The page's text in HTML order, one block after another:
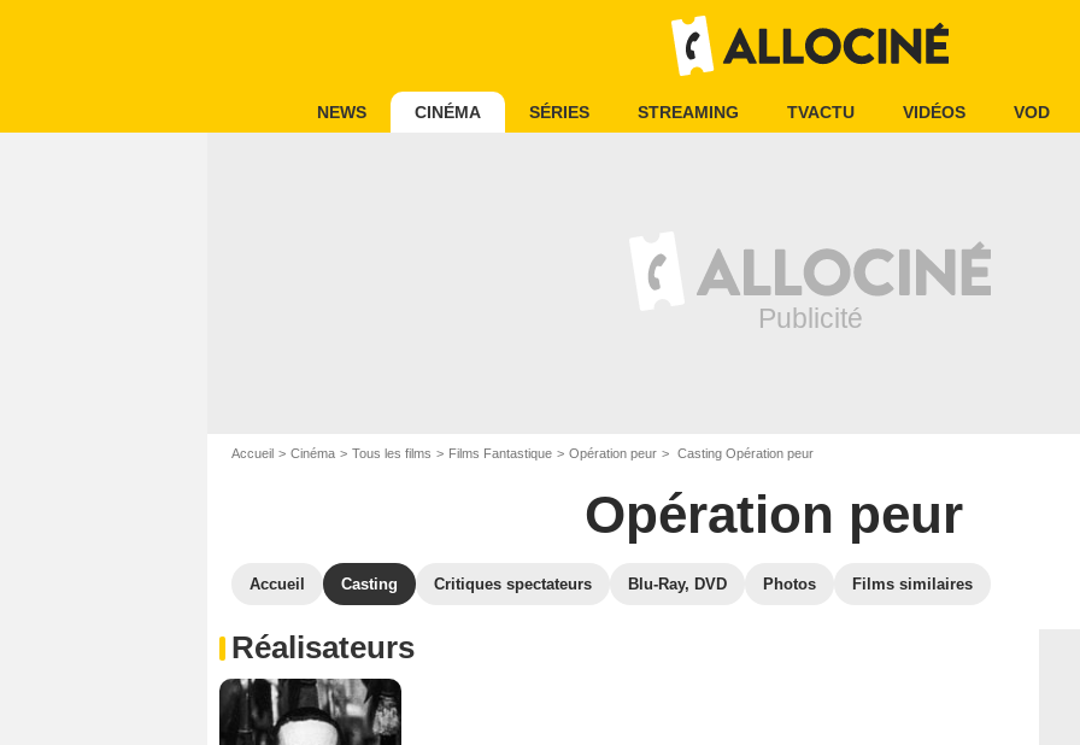
NEWS CINÉMA SÉRIES STREAMING TVACTU VIDÉOS VOD
Accueil Cinéma Tous les films Films Fantastique Opération peur Casting Opération peur
Opération peur
Accueil Casting Critiques spectateurs Blu-Ray, DVD Photos Films similaires
Réalisateurs